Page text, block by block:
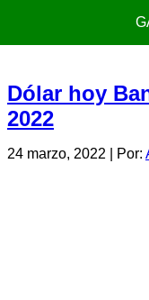
Dólar hoy
2022
24 marzo, 2022 | Por: